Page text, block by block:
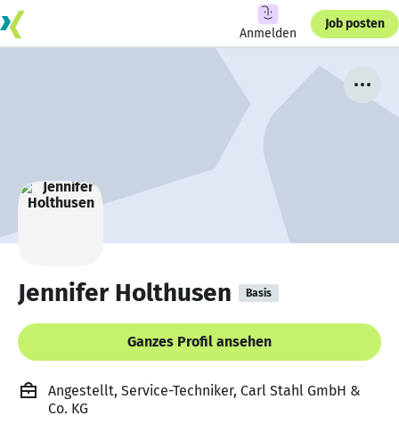
Anmelden
Job posten
Jennifer Holthusen Basis
Ganzes Profil ansehen
Angestellt, Service-Techniker, Carl Stahl GmbH &
Co. KG